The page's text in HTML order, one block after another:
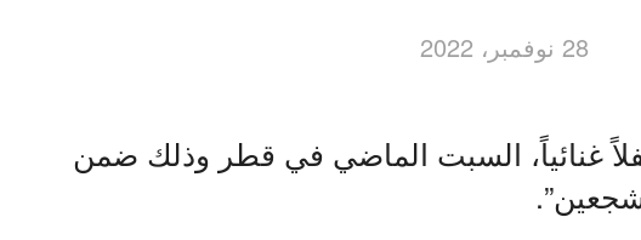
28 نوفمبر، 2022
غنائياً، السبت الماضي في قطر وذلك ضمن